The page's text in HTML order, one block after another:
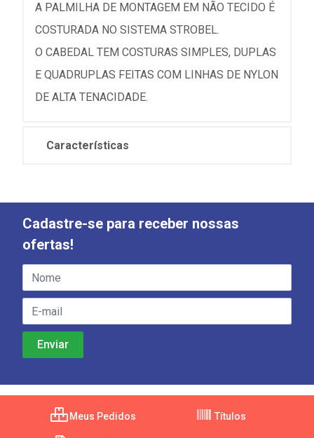
A PALMILHA DE MONTAGEM EM NÃO TECIDO É
COSTURADA NO SISTEMA STROBEL.
O CABEDAL TEM COSTURAS SIMPLES, DUPLAS
E QUADRUPLAS FEITAS COM LINHAS DE NYLON
DE ALTA TENACIDADE.
Características
Cadastre-se para receber nossas
ofertas!
Meus Pedidos Títulos